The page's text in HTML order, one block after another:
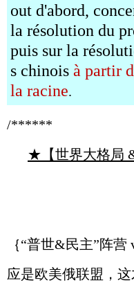
out d'abord,
la résolution du
puis sur la
s chinois à partir
la racine.
/******
★【世界大格局
2017-
作者：
｛“普世&民主”阵
应是欧美俄联盟，